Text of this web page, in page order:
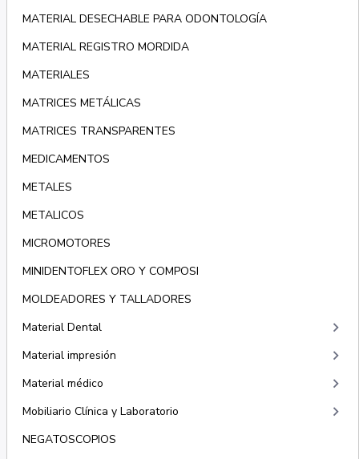
MATERIAL DESECHABLE PARA ODONTOLOGÍA
MATERIAL REGISTRO MORDIDA
MATERIALES
MATRICES METÁLICAS
MATRICES TRANSPARENTES
MEDICAMENTOS
METALES
METALICOS
MICROMOTORES
MINIDENTOFLEX ORO Y COMPOSI
MOLDEADORES Y TALLADORES
Material Dental
keyboard_arrow_right
Material impresión keyboard_arrow_right
Material médico keyboard_arrow_right
Mobiliario Clínica y Laboratorio keyboard_arrow_right
NEGATOSCOPIOS